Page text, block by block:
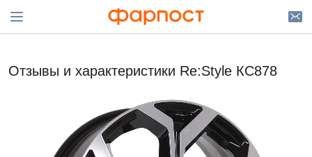
Отзывы и характеристики Re:Style КС878